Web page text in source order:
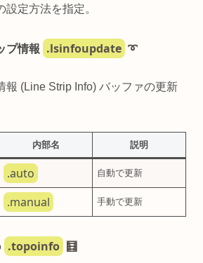
設定方法を指定。
プ情報 .lsinfoupdate ➰
報 (Line Strip Info) バッファの更新
内部名 説明
.auto 自動で更新
.manual 手動で更新
.topoinfo 🧮